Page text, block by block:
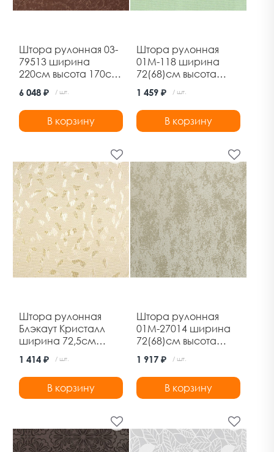
Штора рулонная 03-
79513 ширина
220см высота 170см
шоколад Дельфа
6 048 ₽ / шт.
В корзину
Штора рулонная
01М-118 ширина
72(68)см высота
Дельфа
1 459 ₽ / шт.
В корзину
Штора рулонная
Блэкаут Кристалл
ширина 72,5см
высота 175см крем
Ле-Гранд
1 414 ₽ / шт.
В корзину
Штора рулонная
01М-27014 ширина
72(68)см высота
170см марс серый
Дельфа
1 917 ₽ / шт.
В корзину